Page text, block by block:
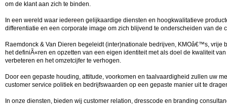
om de klant aan zich te binden.
In een wereld waar iedereen gelijkaardige diensten en hoogkwalitatieve
differentiatie en een corporate image om zich blijvend te onderscheiden van de
Raemdonck & Van Dieren begeleidt (inter)nationale bedrijven, KMOâ€™s, vrije
het definiÃ«ren en opzetten van een eigen identiteit met als doel de kwaliteit
verbeteren en het omzetcijfer te verhogen.
Door een gepaste houding, attitude, voorkomen en taalvaardigheid zullen uw
customer service politiek en bedrijfswaarden op een gepaste manier uit te
In onze diensten, bieden wij customer relation, dresscode en branding